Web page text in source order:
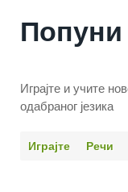
Попуни
Играјте и учите
одабраног језика
Играјте Речи